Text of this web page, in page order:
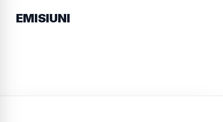
EMISIUNI